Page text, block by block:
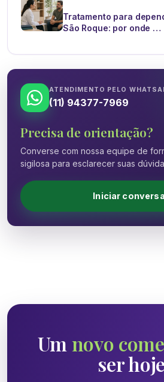
Tratamento para
São Roque: por onde …
ATENDIMENTO PELO
(11) 94377-7969
Precisa de orientação?
Converse com nossa equipe de
sigilosa para esclarecer suas
Iniciar conversa
Um novo
ser